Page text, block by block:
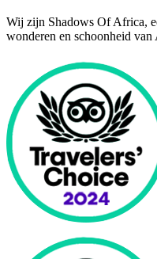
Wij zijn Shadows Of Africa,
wonderen en schoonheid